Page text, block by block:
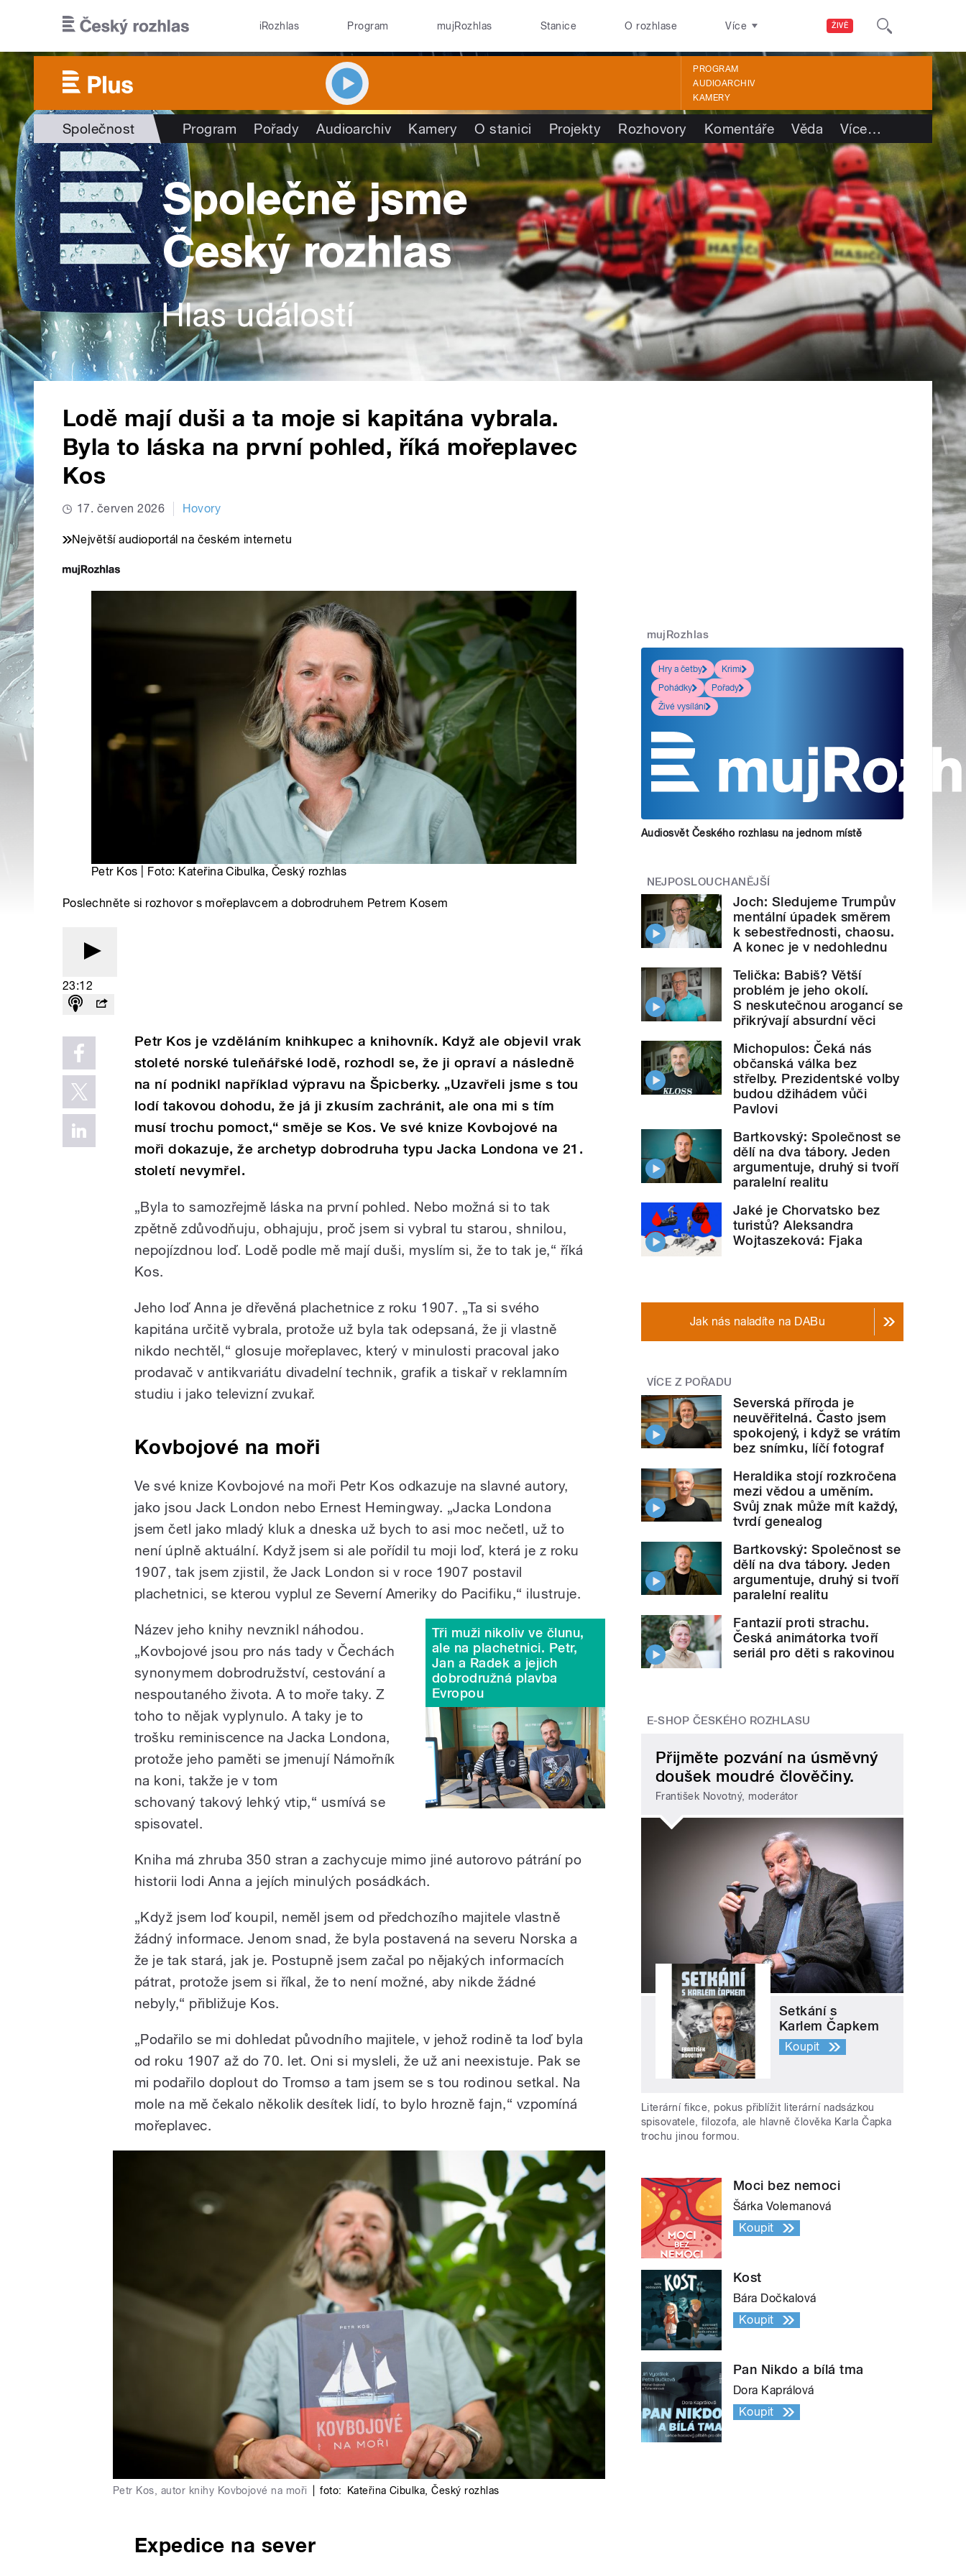
ŽIVĚ
iRozhlas Program mujRozhlas Stanice O rozhlase Více
PROGRAM
AUDIOARCHIV
KAMERY
Společnost Program Pořady Audioarchiv Kamery O stanici Projekty Rozhovory Komentáře Věda Více…
Lodě mají duši a ta moje si kapitána vybrala.
Byla to láska na první pohled, říká mořeplavec
Kos
17. červen 2026 Hovory
Největší audioportál na českém internetu
Petr Kos | Foto: Kateřina Cibulka, Český rozhlas
Poslechněte si rozhovor s mořeplavcem a dobrodruhem Petrem Kosem
23:12
Petr Kos je vzděláním knihkupec a knihovník. Když ale objevil vrak
stoleté norské tuleňářské lodě, rozhodl se, že ji opraví a následně
na ní podnikl například výpravu na Špicberky. „Uzavřeli jsme s tou
lodí takovou dohodu, že já ji zkusím zachránit, ale ona mi s tím
musí trochu pomoct,“ směje se Kos. Ve své knize Kovbojové na
moři dokazuje, že archetyp dobrodruha typu Jacka Londona ve 21.
století nevymřel.
„Byla to samozřejmě láska na první pohled. Nebo možná si to tak
zpětně zdůvodňuju, obhajuju, proč jsem si vybral tu starou, shnilou,
nepojízdnou loď. Lodě podle mě mají duši, myslím si, že to tak je,“ říká
Kos.
Jeho loď Anna je dřevěná plachetnice z roku 1907. „Ta si svého
kapitána určitě vybrala, protože už byla tak odepsaná, že ji vlastně
nikdo nechtěl,“ glosuje mořeplavec, který v minulosti pracoval jako
prodavač v antikvariátu divadelní technik, grafik a tiskař v reklamním
studiu i jako televizní zvukař.
Kovbojové na moři
Ve své knize Kovbojové na moři Petr Kos odkazuje na slavné autory,
jako jsou Jack London nebo Ernest Hemingway. „Jacka Londona
jsem četl jako mladý kluk a dneska už bych to asi moc nečetl, už to
není úplně aktuální. Když jsem si ale pořídil tu moji loď, která je z roku
1907, tak jsem zjistil, že Jack London si v roce 1907 postavil
plachetnici, se kterou vyplul ze Severní Ameriky do Pacifiku,“ ilustruje.
Tři muži nikoliv ve člunu,
ale na plachetnici. Petr,
Jan a Radek a jejich
dobrodružná plavba
Evropou
Název jeho knihy nevznikl náhodou.
„Kovbojové jsou pro nás tady v Čechách
synonymem dobrodružství, cestování a
nespoutaného života. A to moře taky. Z
toho to nějak vyplynulo. A taky je to
trošku reminiscence na Jacka Londona,
protože jeho paměti se jmenují Námořník
na koni, takže je v tom
schovaný takový lehký vtip,“ usmívá se
spisovatel.
Kniha má zhruba 350 stran a zachycuje mimo jiné autorovo pátrání po
historii lodi Anna a jejích minulých posádkách.
„Když jsem loď koupil, neměl jsem od předchozího majitele vlastně
žádný informace. Jenom snad, že byla postavená na severu Norska a
že je tak stará, jak je. Postupně jsem začal po nějakých informacích
pátrat, protože jsem si říkal, že to není možné, aby nikde žádné
nebyly,“ přibližuje Kos.
„Podařilo se mi dohledat původního majitele, v jehož rodině ta loď byla
od roku 1907 až do 70. let. Oni si mysleli, že už ani neexistuje. Pak se
mi podařilo doplout do Tromsø a tam jsem se s tou rodinou setkal. Na
mole na mě čekalo několik desítek lidí, to bylo hrozně fajn,“ vzpomíná
mořeplavec.
Petr Kos, autor knihy Kovbojové na moři foto: Kateřina Cibulka,Český rozhlas
Expedice na sever
mujRozhlas
Hry a četby
Krimi
Pohádky
Pořady
Živé vysílání
Audiosvět Českého rozhlasu na jednom místě
NEJPOSLOUCHANĚJŠÍ
Joch: Sledujeme Trumpův
mentální úpadek směrem
k sebestřednosti, chaosu.
A konec je v nedohlednu
Telička: Babiš? Větší
problém je jeho okolí.
S neskutečnou arogancí se
přikrývají absurdní věci
Michopulos: Čeká nás
občanská válka bez
střelby. Prezidentské volby
budou džihádem vůči
Pavlovi
Bartkovský: Společnost se
dělí na dva tábory. Jeden
argumentuje, druhý si tvoří
paralelní realitu
Jaké je Chorvatsko bez
turistů? Aleksandra
Wojtaszeková: Fjaka
Jak nás naladíte na DABu
VÍCE Z POŘADU
Severská příroda je
neuvěřitelná. Často jsem
spokojený, i když se vrátím
bez snímku, líčí fotograf
Heraldika stojí rozkročena
mezi vědou a uměním.
Svůj znak může mít každý,
tvrdí genealog
Bartkovský: Společnost se
dělí na dva tábory. Jeden
argumentuje, druhý si tvoří
paralelní realitu
Fantazií proti strachu.
Česká animátorka tvoří
seriál pro děti s rakovinou
E-SHOP ČESKÉHO ROZHLASU
Přijměte pozvání na úsměvný
doušek moudré člověčiny.
František Novotný, moderátor
Setkání s
Karlem Čapkem
Koupit
Literární fikce, pokus přiblížit literární nadsázkou
spisovatele, filozofa, ale hlavně člověka Karla Čapka
trochu jinou formou.
Moci bez nemoci
Šárka Volemanová
Koupit
Kost
Bára Dočkalová
Koupit
Pan Nikdo a bílá tma
Dora Kaprálová
Koupit